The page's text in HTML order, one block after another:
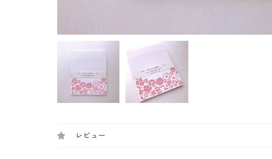
レビュー